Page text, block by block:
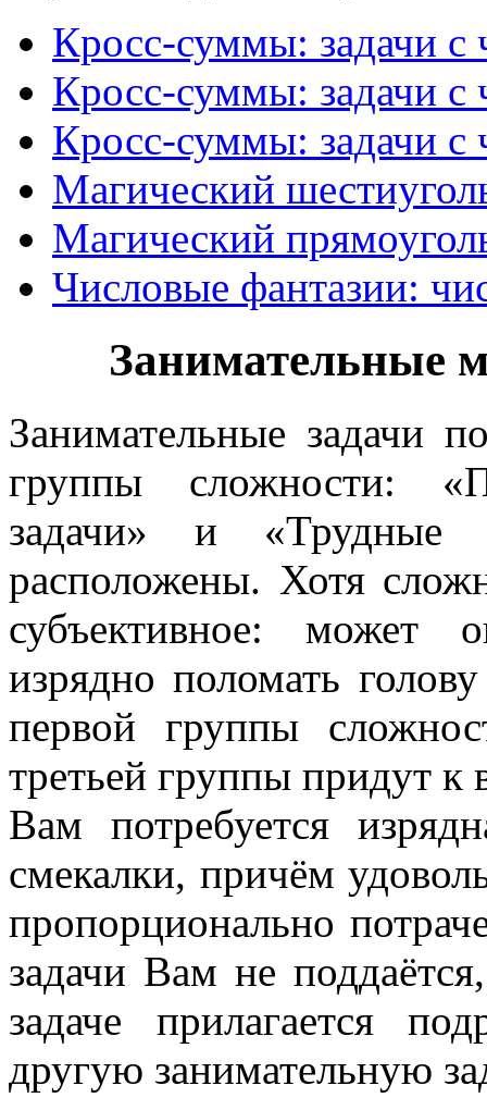
Кросс-суммы: задачи
Кросс-суммы: задачи с
Кросс-суммы: задачи с
Магический
Магический
Числовые фантазии:
Занимательные
Занимательные задачи
группы сложности:
задачи» и «Трудные
расположены. Хотя
субъективное: может
изрядно поломать
первой группы
третьей группы придут
Вам потребуется
смекалки, причём
пропорционально
задачи Вам не
задаче прилагается
другую занимательную